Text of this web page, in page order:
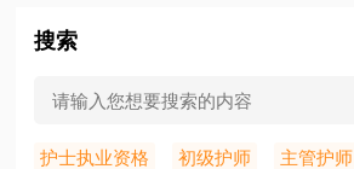
搜索
护士执业资格 初级护师 主管护师